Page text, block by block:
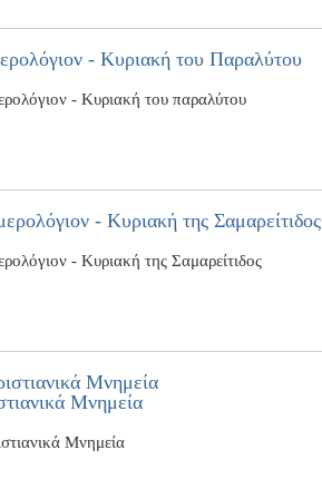
- Κυριακή του Παραλύτου
- Κυριακή του παραλύτου
- Κυριακή της Σαμαρείτιδος
- Κυριακή της Σαμαρείτιδος
Μνημεία
Μνημεία
Μνημεία